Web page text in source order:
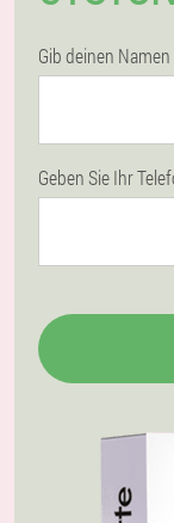
Gib deinen Namen
Geben Sie Ihr